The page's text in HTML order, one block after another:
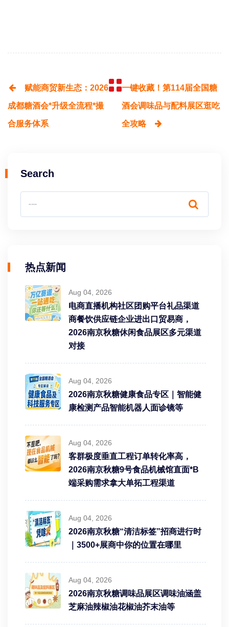
赋能商贸新生态：2026
成都糖酒会*升级全流程*撮
合服务体系
一键收藏！第114届全国糖
酒会调味品与配料展区逛吃
全攻略
Search
热点新闻
Aug 04, 2026
电商直播机构社区团购平台礼品渠道
商餐饮供应链企业进出口贸易商，
2026南京秋糖休闲食品展区多元渠道
对接
Aug 04, 2026
2026南京秋糖健康食品专区｜智能健
康检测产品智能机器人面诊镜等
Aug 04, 2026
客群极度垂直工程订单转化率高，
2026南京秋糖9号食品机械馆直面*B
端采购需求拿大单拓工程渠道
Aug 04, 2026
2026南京秋糖“清洁标签”招商进行时
｜3500+展商中你的位置在哪里
Aug 04, 2026
2026南京秋糖调味品展区调味油涵盖
芝麻油辣椒油花椒油芥末油等